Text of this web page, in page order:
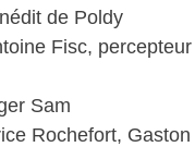
de Poldy
Fisc,
Sam
Rochefort,